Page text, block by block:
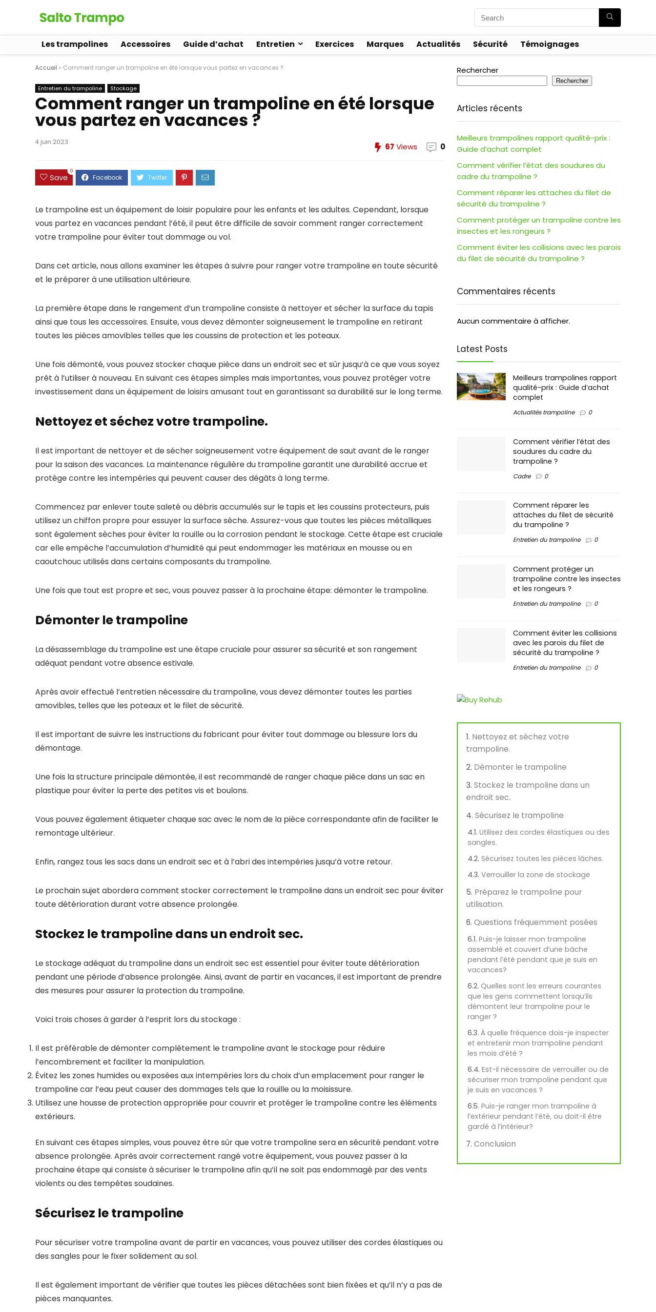
Les trampolines Accessoires Guide d’achat Entretien Exercices Marques Actualités Sécurité Témoignages
Accueil » Comment ranger un trampoline en été lorsque vous partez en vacances ?
Entretien du trampoline Stockage
Comment ranger un trampoline en été lorsque
vous partez en vacances ?
4 juin 2023 67 Views 0
Save
0
Le trampoline est un équipement de loisir populaire pour les enfants et les adultes. Cependant, lorsque
vous partez en vacances pendant l’été, il peut être difficile de savoir comment ranger correctement
votre trampoline pour éviter tout dommage ou vol.
Dans cet article, nous allons examiner les étapes à suivre pour ranger votre trampoline en toute sécurité
et le préparer à une utilisation ultérieure.
La première étape dans le rangement d’un trampoline consiste à nettoyer et sécher la surface du tapis
ainsi que tous les accessoires. Ensuite, vous devez démonter soigneusement le trampoline en retirant
toutes les pièces amovibles telles que les coussins de protection et les poteaux.
Une fois démonté, vous pouvez stocker chaque pièce dans un endroit sec et sûr jusqu’à ce que vous soyez
prêt à l’utiliser à nouveau. En suivant ces étapes simples mais importantes, vous pouvez protéger votre
investissement dans un équipement de loisirs amusant tout en garantissant sa durabilité sur le long terme.
Nettoyez et séchez votre trampoline.
Il est important de nettoyer et de sécher soigneusement votre équipement de saut avant de le ranger
pour la saison des vacances. La maintenance régulière du trampoline garantit une durabilité accrue et
protège contre les intempéries qui peuvent causer des dégâts à long terme.
Commencez par enlever toute saleté ou débris accumulés sur le tapis et les coussins protecteurs, puis
utilisez un chiffon propre pour essuyer la surface sèche. Assurez-vous que toutes les pièces métalliques
sont également sèches pour éviter la rouille ou la corrosion pendant le stockage. Cette étape est cruciale
car elle empêche l’accumulation d’humidité qui peut endommager les matériaux en mousse ou en
caoutchouc utilisés dans certains composants du trampoline.
Une fois que tout est propre et sec, vous pouvez passer à la prochaine étape: démonter le trampoline.
Démonter le trampoline
La désassemblage du trampoline est une étape cruciale pour assurer sa sécurité et son rangement
adéquat pendant votre absence estivale.
Après avoir effectué l’entretien nécessaire du trampoline, vous devez démonter toutes les parties
amovibles, telles que les poteaux et le filet de sécurité.
Il est important de suivre les instructions du fabricant pour éviter tout dommage ou blessure lors du
démontage.
Une fois la structure principale démontée, il est recommandé de ranger chaque pièce dans un sac en
plastique pour éviter la perte des petites vis et boulons.
Vous pouvez également étiqueter chaque sac avec le nom de la pièce correspondante afin de faciliter le
remontage ultérieur.
Enfin, rangez tous les sacs dans un endroit sec et à l’abri des intempéries jusqu’à votre retour.
Le prochain sujet abordera comment stocker correctement le trampoline dans un endroit sec pour éviter
toute détérioration durant votre absence prolongée.
Stockez le trampoline dans un endroit sec.
Le stockage adéquat du trampoline dans un endroit sec est essentiel pour éviter toute détérioration
pendant une période d’absence prolongée. Ainsi, avant de partir en vacances, il est important de prendre
des mesures pour assurer la protection du trampoline.
Voici trois choses à garder à l’esprit lors du stockage :
Il est préférable de démonter complètement le trampoline avant le stockage pour réduire
l’encombrement et faciliter la manipulation.
Évitez les zones humides ou exposées aux intempéries lors du choix d’un emplacement pour ranger le
trampoline car l’eau peut causer des dommages tels que la rouille ou la moisissure.
Utilisez une housse de protection appropriée pour couvrir et protéger le trampoline contre les éléments
extérieurs.
En suivant ces étapes simples, vous pouvez être sûr que votre trampoline sera en sécurité pendant votre
absence prolongée. Après avoir correctement rangé votre équipement, vous pouvez passer à la
prochaine étape qui consiste à sécuriser le trampoline afin qu’il ne soit pas endommagé par des vents
violents ou des tempêtes soudaines.
Sécurisez le trampoline
Pour sécuriser votre trampoline avant de partir en vacances, vous pouvez utiliser des cordes élastiques ou
des sangles pour le fixer solidement au sol.
Il est également important de vérifier que toutes les pièces détachées sont bien fixées et qu’il n’y a pas de
pièces manquantes.
Rechercher
Rechercher
Articles récents
Meilleurs trampolines rapport qualité-prix :
Guide d’achat complet
Comment vérifier l’état des soudures du
cadre du trampoline ?
Comment réparer les attaches du filet de
sécurité du trampoline ?
Comment protéger un trampoline contre les
insectes et les rongeurs ?
Comment éviter les collisions avec les parois
du filet de sécurité du trampoline ?
Commentaires récents
Aucun commentaire à afficher.
Latest Posts
Meilleurs trampolines rapport
qualité-prix : Guide d’achat
complet
Actualités trampoline 0
Comment vérifier l’état des
soudures du cadre du
trampoline ?
Cadre 0
Comment réparer les
attaches du filet de sécurité
du trampoline ?
Entretien du trampoline 0
Comment protéger un
trampoline contre les insectes
et les rongeurs ?
Entretien du trampoline 0
Comment éviter les collisions
avec les parois du filet de
sécurité du trampoline ?
Entretien du trampoline 0
Nettoyez et séchez votre
trampoline.
Démonter le trampoline
Stockez le trampoline dans un
endroit sec.
Sécurisez le trampoline
Utilisez des cordes élastiques ou des
sangles.
Sécurisez toutes les pièces lâches.
Verrouiller la zone de stockage
Préparez le trampoline pour
utilisation.
Questions fréquemment posées
Puis-je laisser mon trampoline
assemblé et couvert d’une bâche
pendant l’été pendant que je suis en
vacances?
Quelles sont les erreurs courantes
que les gens commettent lorsqu’ils
démontent leur trampoline pour le
ranger ?
À quelle fréquence dois-je inspecter
et entretenir mon trampoline pendant
les mois d’été ?
Est-il nécessaire de verrouiller ou de
sécuriser mon trampoline pendant que
je suis en vacances ?
Puis-je ranger mon trampoline à
l’extérieur pendant l’été, ou doit-il être
gardé à l’intérieur?
Conclusion